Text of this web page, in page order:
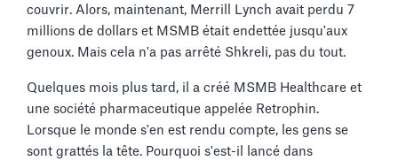
couvrir. Alors, maintenant, Merrill Lynch avait perdu 7
millions de dollars et MSMB était endettée jusqu'aux
genoux. Mais cela n'a pas arrêté Shkreli, pas du tout.
Quelques mois plus tard, il a créé MSMB Healthcare et
une société pharmaceutique appelée Retrophin.
Lorsque le monde s'en est rendu compte, les gens se
sont grattés la tête. Pourquoi s'est-il lancé dans